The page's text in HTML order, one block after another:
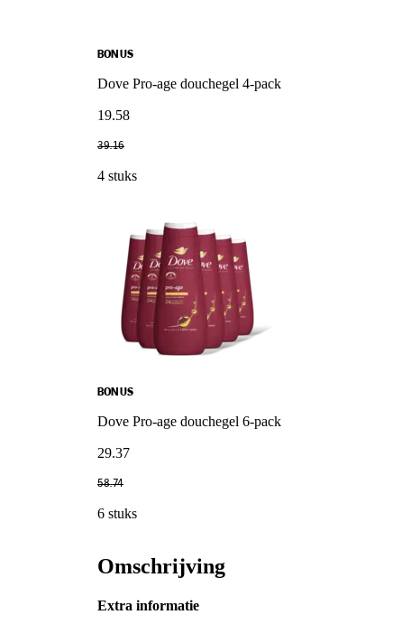
BONUS
Dove Pro-age douchegel 4-pack
19.58
39.16
4 stuks
BONUS
Dove Pro-age douchegel 6-pack
29.37
58.74
6 stuks
Omschrijving
Extra informatie